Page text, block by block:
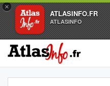
×
ATLASINFO.FR
ATLASINFO